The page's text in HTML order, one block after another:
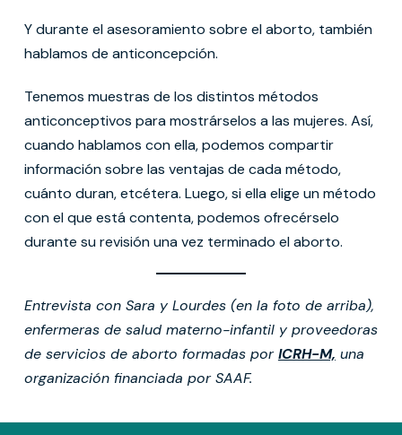
Y durante el asesoramiento sobre el aborto, también
hablamos de anticoncepción.
Tenemos muestras de los distintos métodos
anticonceptivos para mostrárselos a las mujeres. Así,
cuando hablamos con ella, podemos compartir
información sobre las ventajas de cada método,
cuánto duran, etcétera. Luego, si ella elige un método
con el que está contenta, podemos ofrecérselo
durante su revisión una vez terminado el aborto.
Entrevista con Sara y Lourdes (en la foto de arriba),
enfermeras de salud materno-infantil y proveedoras
de servicios de aborto formadas porICRH-M, una
organización financiada por SAAF.